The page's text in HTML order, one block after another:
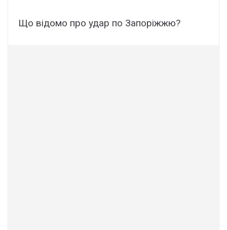
Що відомо про удар по Запоріжжю?